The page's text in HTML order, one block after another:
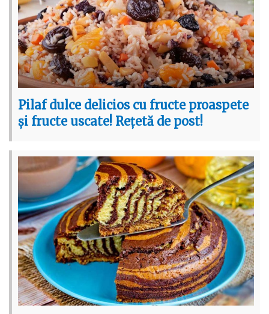
Pilaf dulce delicios cu fructe proaspete
și fructe uscate! Rețetă de post!